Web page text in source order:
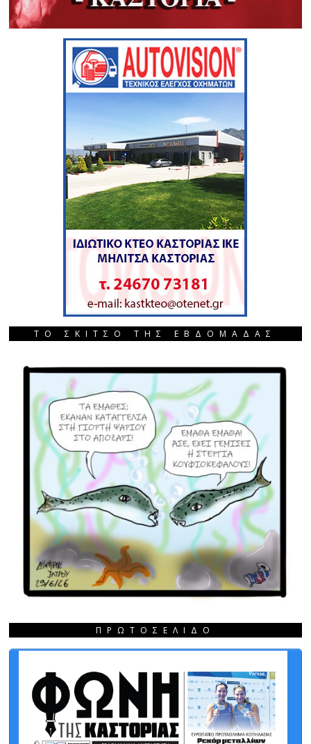
ΤΟ ΣΚΙΤΣΟ ΤΗΣ ΕΒΔΟΜΑΔΑΣ
ΠΡΩΤΟΣΈΛΙΔΟ